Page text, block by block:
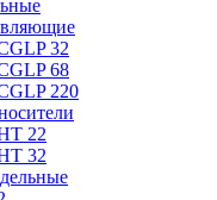
32
68
220
22
32